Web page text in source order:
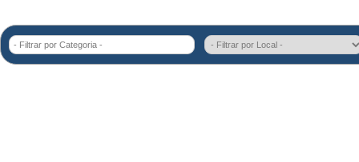
- Filtrar por Categoria -